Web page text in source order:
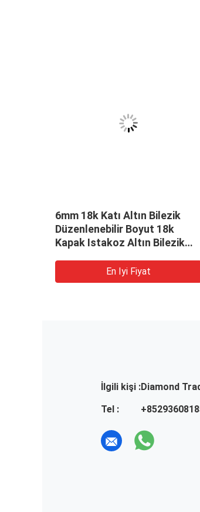
6mm 18k Katı Altın Bilezik
Düzenlenebilir Boyut 18k
Kapak Istakoz Altın Bilezik
En Iyi Fiyat
İlgili kişi :Diamond
Tel :